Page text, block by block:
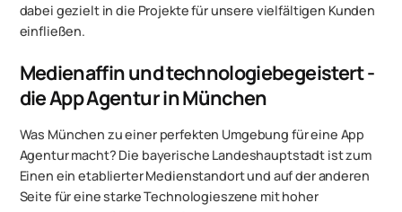
dabei gezielt in die Projekte für unsere vielfältigen Kunden
einfließen.
Medienaffin und technologiebegeistert -
die App Agentur in München
Was München zu einer perfekten Umgebung für eine App
Agentur macht? Die bayerische Landeshauptstadt ist zum
Einen ein etablierter Medienstandort und auf der anderen
Seite für eine starke Technologieszene mit hoher